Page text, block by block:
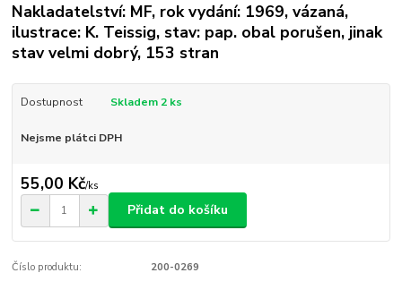
Nakladatelství: MF, rok vydání: 1969, vázaná,
ilustrace: K. Teissig, stav: pap. obal porušen, jinak
stav velmi dobrý, 153 stran
Dostupnost Skladem 2 ks
Nejsme plátci DPH
55,00 Kč/ks
Přidat do košíku
Číslo produktu: 200-0269